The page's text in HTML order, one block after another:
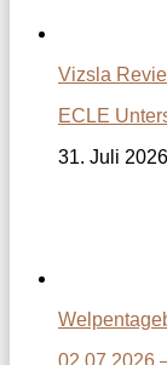
Vizsla
ECLE
31. Juli 2026